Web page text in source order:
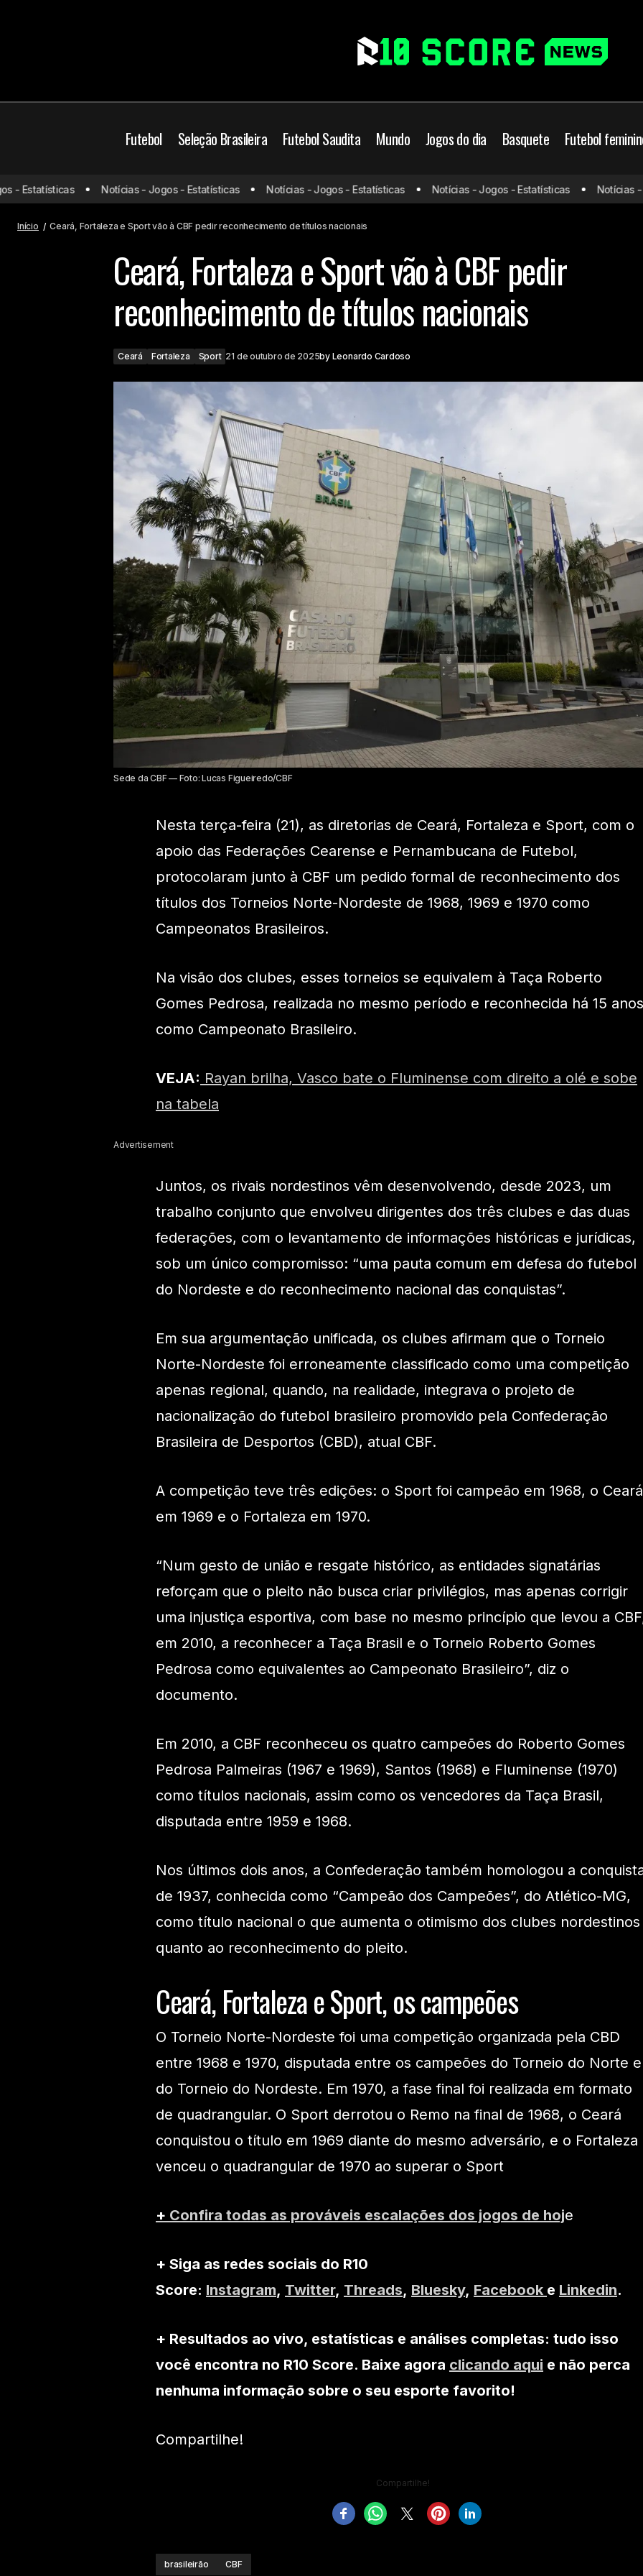
Futebol Seleção Brasileira Futebol Saudita Mundo Jogos do dia Basquete Futebol
Jornal afirma que Endrick vive crise no
Real Madrid
Ceará Fortaleza Sport Ceará, Fortaleza e Sport vão à CBF pedir reconhecimento
Estatísticas Notícias - Jogos - Estatísticas Notícias - Jogos - Estatísticas Notícias - Jogos - Estatísticas Notícias -
Início Ceará, Fortaleza e Sport vão à CBF pedir reconhecimento de títulos nacionais
Ceará, Fortaleza e Sport vão à CBF pedir
reconhecimento de títulos nacionais
Ceará Fortaleza Sport 21 de outubro de 2025by Leonardo Cardoso
Sede da CBF — Foto: Lucas Figueiredo/CBF
Nesta terça-feira (21), as diretorias de Ceará, Fortaleza e Sport, com o
apoio das Federações Cearense e Pernambucana de Futebol,
protocolaram junto à CBF um pedido formal de reconhecimento dos
títulos dos Torneios Norte-Nordeste de 1968, 1969 e 1970 como
Campeonatos Brasileiros.
Na visão dos clubes, esses torneios se equivalem à Taça Roberto
Gomes Pedrosa, realizada no mesmo período e reconhecida há 15 anos
como Campeonato Brasileiro.
VEJA: Rayan brilha, Vasco bate o Fluminense com direito a olé e sobe
na tabela
Advertisement
Juntos, os rivais nordestinos vêm desenvolvendo, desde 2023, um
trabalho conjunto que envolveu dirigentes dos três clubes e das duas
federações, com o levantamento de informações históricas e jurídicas,
sob um único compromisso: “uma pauta comum em defesa do futebol
do Nordeste e do reconhecimento nacional das conquistas”.
Em sua argumentação unificada, os clubes afirmam que o Torneio
Norte-Nordeste foi erroneamente classificado como uma competição
apenas regional, quando, na realidade, integrava o projeto de
nacionalização do futebol brasileiro promovido pela Confederação
Brasileira de Desportos (CBD), atual CBF.
A competição teve três edições: o Sport foi campeão em 1968, o Ceará
em 1969 e o Fortaleza em 1970.
“Num gesto de união e resgate histórico, as entidades signatárias
reforçam que o pleito não busca criar privilégios, mas apenas corrigir
uma injustiça esportiva, com base no mesmo princípio que levou a
em 2010, a reconhecer a Taça Brasil e o Torneio Roberto Gomes
Pedrosa como equivalentes ao Campeonato Brasileiro”, diz o
documento.
Em 2010, a CBF reconheceu os quatro campeões do Roberto Gomes
Pedrosa Palmeiras (1967 e 1969), Santos (1968) e Fluminense (1970)
como títulos nacionais, assim como os vencedores da Taça Brasil,
disputada entre 1959 e 1968.
Nos últimos dois anos, a Confederação também homologou a
de 1937, conhecida como “Campeão dos Campeões”, do Atlético-MG,
como título nacional o que aumenta o otimismo dos clubes nordestinos
quanto ao reconhecimento do pleito.
Ceará, Fortaleza e Sport, os campeões
O Torneio Norte-Nordeste foi uma competição organizada pela CBD
entre 1968 e 1970, disputada entre os campeões do Torneio do Norte e
do Torneio do Nordeste. Em 1970, a fase final foi realizada em formato
de quadrangular. O Sport derrotou o Remo na final de 1968, o Ceará
conquistou o título em 1969 diante do mesmo adversário, e o Fortaleza
venceu o quadrangular de 1970 ao superar o Sport
+ Confira todas as prováveis escalações dos jogos de hoje
+ Siga as redes sociais do R10
Score: Instagram, Twitter, Threads, Bluesky, Facebook e Linkedin.
+ Resultados ao vivo, estatísticas e análises completas: tudo isso
você encontra no R10 Score. Baixe agora clicando aqui e não perca
nenhuma informação sobre o seu esporte favorito!
Compartilhe!
Compartilhe!
brasileirão CBF